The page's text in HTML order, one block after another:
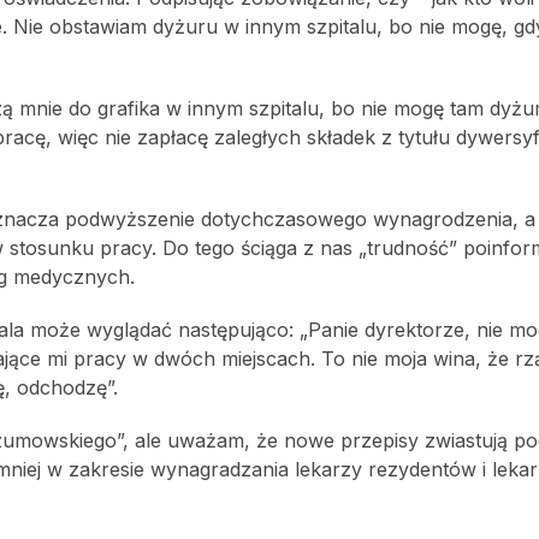
obstawiam dyżuru w innym szpitalu, bo nie mogę,
mnie do grafika w innym szpitalu, bo nie mogę tam
więc nie zapłacę zaległych składek z tytułu
podwyższenie dotychczasowego wynagrodzenia,
pracy. Do tego ściąga z nas „trudność”
medycznych.
może wyglądać następująco: „Panie dyrektorze, nie
mi pracy w dwóch miejscach. To nie moja wina, że
odchodzę”.
ale uważam, że nowe przepisy zwiastują
w zakresie wynagradzania lekarzy rezydentów i